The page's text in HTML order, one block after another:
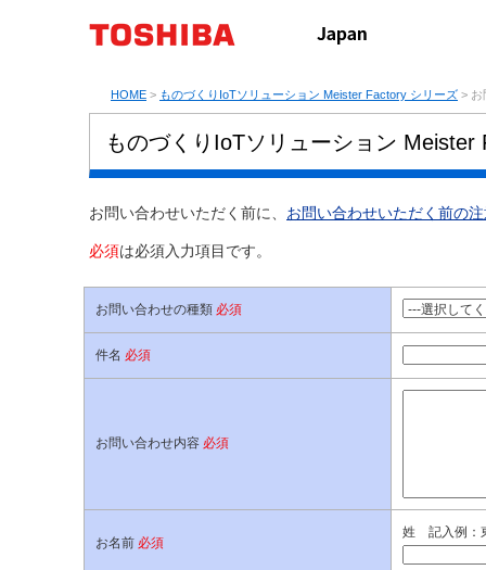
HOME > ものづくりIoTソリューション Meister Factory シリーズ > お
ものづくりIoTソリューション
お問い合わせいただく前に、 お問い合わせいただく前の
必須は必須入力項目です。
お問い合わせの種類 必須
件名 必須
お問い合わせ内容 必須
お名前 必須
姓 記入例：